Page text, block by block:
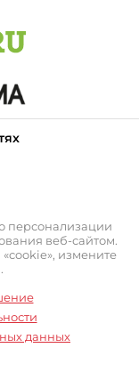
персонализации
веб-сайтом.
измените
данных